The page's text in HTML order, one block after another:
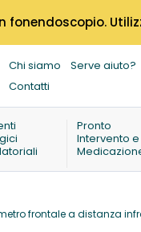
Chi siamo
Serve aiuto?
Contatti
Pronto
Intervento e
frontale a distanza